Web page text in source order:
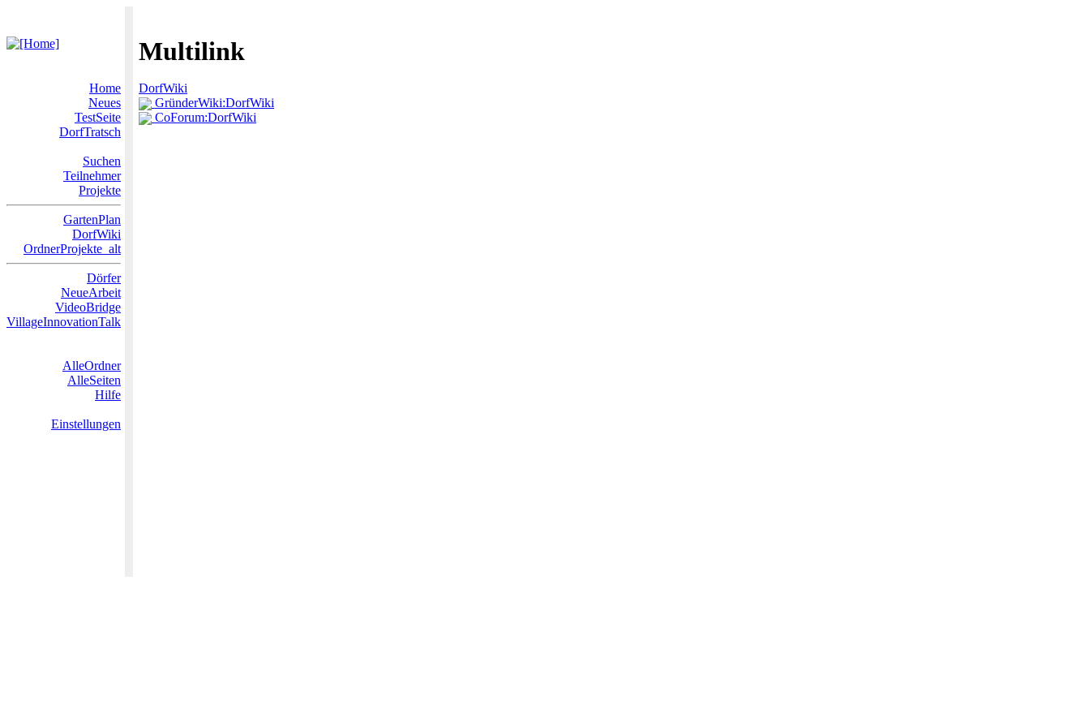
Multilink
Home
Neues
TestSeite
DorfTratsch
Suchen
Teilnehmer
Projekte
GartenPlan
DorfWiki
OrdnerProjekte_alt
Dörfer
NeueArbeit
VideoBridge
VillageInnovationTalk
AlleOrdner
AlleSeiten
Hilfe
Einstellungen
DorfWiki
GründerWiki:DorfWiki
CoForum:DorfWiki